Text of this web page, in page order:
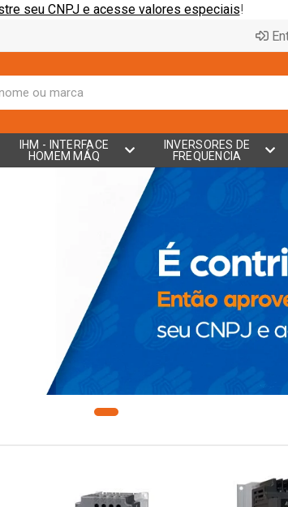
seu CNPJ e acesse valores especiais!
IHM - INTERFACE
HOMEM MÁQ
INVERSORES DE
FREQUENCIA